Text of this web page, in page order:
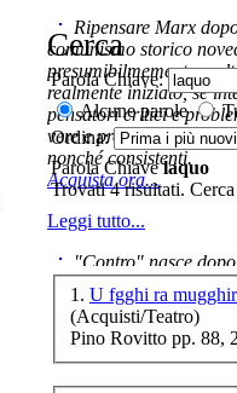
La
Ripensare Marx
comunismo storico
presumibilmemente
realmente iniziato, se
pensatori critici e
vere e proprie correnti
nonché consistenti.
Acquista ora...
Leggi tutto...
"Contro" nasce
cominciato con la
ripensaremarx. i saggi
questa collaborazione
è teorica, sempre però
presente fase.
Cerca
Parola Chiave:
Alcune parole
Ordina:
Parola Chiavelaquo
Trovati 4 risultati.
1. U fgghi ra
(Acquisti/Teatro)
Pino Rovitto pp. 88,